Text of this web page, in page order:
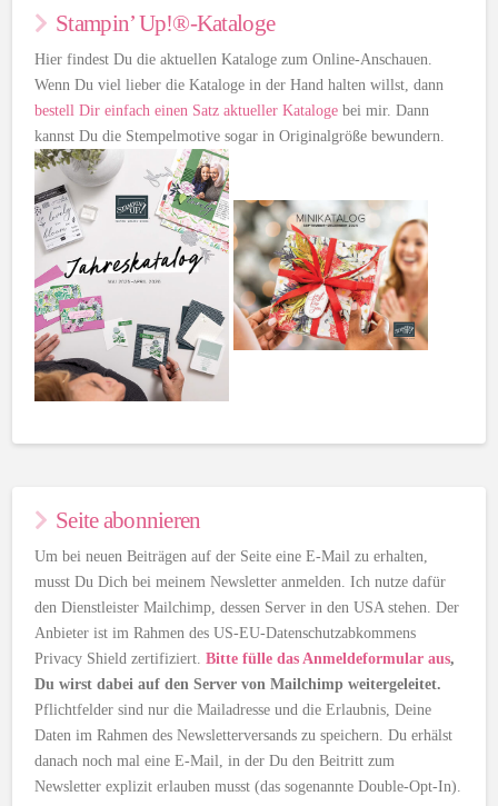
Stampin’ Up!®-Kataloge
Hier findest Du die aktuellen Kataloge zum Online-Anschauen.
Wenn Du viel lieber die Kataloge in der Hand halten willst, dann
bestell Dir einfach einen Satz aktueller Kataloge bei mir. Dann
kannst Du die Stempelmotive sogar in Originalgröße bewundern.
Seite abonnieren
Um bei neuen Beiträgen auf der Seite eine E-Mail zu erhalten,
musst Du Dich bei meinem Newsletter anmelden. Ich nutze dafür
den Dienstleister Mailchimp, dessen Server in den USA stehen. Der
Anbieter ist im Rahmen des US-EU-Datenschutzabkommens
Privacy Shield zertifiziert.Bitte fülle das Anmeldeformular aus,
Du wirst dabei auf den Server von Mailchimp weitergeleitet.
Pflichtfelder sind nur die Mailadresse und die Erlaubnis, Deine
Daten im Rahmen des Newsletterversands zu speichern. Du erhälst
danach noch mal eine E-Mail, in der Du den Beitritt zum
Newsletter explizit erlauben musst (das sogenannte Double-Opt-In).